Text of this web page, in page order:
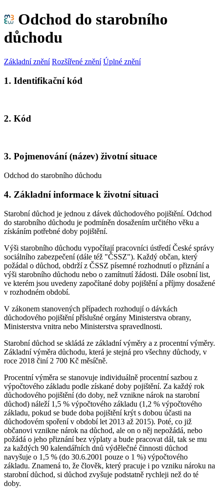
Odchod do starobního
důchodu
Základní znění Rozšířené znění Úplné znění
1. Identifikační kód
2. Kód
3. Pojmenování (název) životní situace
Odchod do starobního důchodu
4. Základní informace k životní situaci
Starobní důchod je jednou z dávek důchodového pojištění. Odchod
do starobního důchodu je podmíněn dosažením určitého věku a
získáním potřebné doby pojištění.
Výši starobního důchodu vypočítají pracovníci ústředí České správy
sociálního zabezpečení (dále též "ČSSZ"). Každý občan, který
požádal o důchod, obdrží z ČSSZ písemné rozhodnutí o přiznání a
výši starobního důchodu nebo o zamítnutí žádosti. Dále osobní list,
ve kterém jsou uvedeny započítané doby pojištění a příjmy dosažené
v rozhodném období.
V zákonem stanovených případech rozhodují o dávkách
důchodového pojištění příslušné orgány Ministerstva obrany,
Ministerstva vnitra nebo Ministerstva spravedlnosti.
Starobní důchod se skládá ze základní výměry a z procentní výměry.
Základní výměra důchodu, která je stejná pro všechny důchody, v
roce 2018 činí 2 700 Kč měsíčně.
Procentní výměra se stanovuje individuálně procentní sazbou z
výpočtového základu podle získané doby pojištění. Za každý rok
důchodového pojištění (do doby, než vznikne nárok na starobní
důchod) náleží 1,5 % výpočtového základu (1,2 % výpočtového
základu, pokud se bude doba pojištění krýt s dobou účasti na
důchodovém spoření v období let 2013 až 2015). Poté, co již
občanovi vznikne nárok na důchod, ale on o něj nepožádá, nebo
požádá o jeho přiznání bez výplaty a bude pracovat dál, tak se mu
za každých 90 kalendářních dnů výdělečné činnosti důchod
navyšuje o 1,5 % (do 30.6.2001 pouze o 1 %) výpočtového
základu. Znamená to, že člověk, který pracuje i po vzniku nároku na
starobní důchod, si důchod zvyšuje podstatně rychleji než do té
doby.